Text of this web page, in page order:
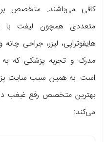
کافی می‌باشند. متخصص
متعددی همچون لیفت با
هایفوتراپی، لیزر، جراحی
مدرک و تجربه پزشکی که به
بهترین متخصص رفع غبغب در
می‌کند: